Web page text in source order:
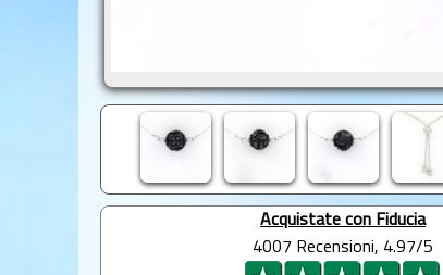
Acquistate con Fiducia
4007 Recensioni, 4.97/5